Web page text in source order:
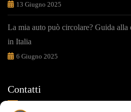
13 Giugno 2025
La mia auto può circolare? Guida
in Italia
6 Giugno 2025
Contatti